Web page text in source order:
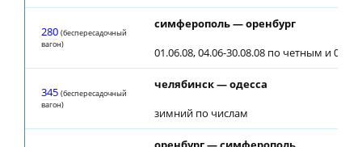
280 (беспересадочный
вагон)
симферополь — оренбург
01.06.08, 04.06-30.08.08 по четным и
345 (беспересадочный
вагон)
челябинск — одесса
зимний по числам